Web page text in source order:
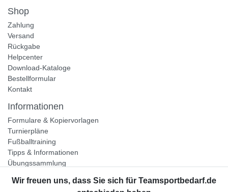
Shop
Zahlung
Versand
Rückgabe
Helpcenter
Download-Kataloge
Bestellformular
Kontakt
Informationen
Formulare & Kopiervorlagen
Turnierpläne
Fußballtraining
Tipps & Informationen
Übungssammlung
Unternehmen